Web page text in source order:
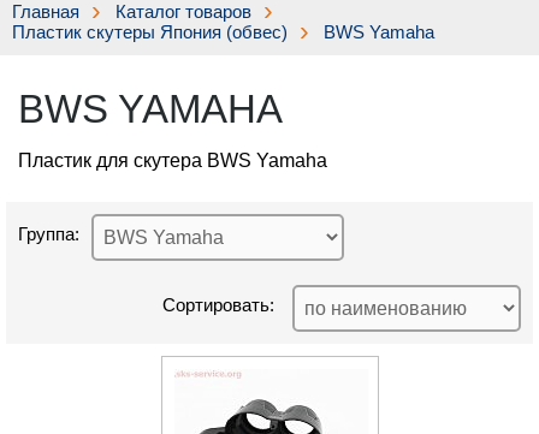
Главная
Каталог товаров
Пластик скутеры Япония (обвес)
BWS Yamaha
BWS YAMAHA
Пластик для скутера BWS Yamaha
Группа:
Сортировать: